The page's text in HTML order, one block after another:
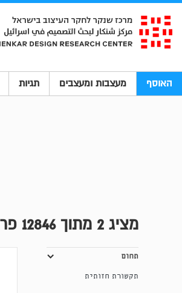
האוסף מעצבות ומעצבים תגיות
מציג 2 מתוך 12846 פריטי עיצוב
תחום
תקשורת חזותית